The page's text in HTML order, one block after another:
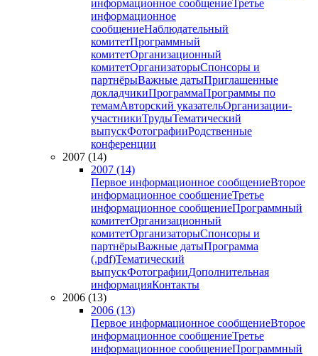
информационное сообщениеТретье
информационное
сообщениеНаблюдательный
комитетПрограммный
комитетОрганизационный
комитетОрганизаторыСпонсоры и
партнёрыВажные датыПриглашенные
докладчикиПрограммаПрограммы по
темамАвторский указательОрганизации-
участникиТрудыТематический
выпускФотографииРодственные
конференции
2007 (14)
2007 (14)
Первое информационное сообщениеВторое
информационное сообщениеТретье
информационное сообщениеПрограммный
комитетОрганизационный
комитетОрганизаторыСпонсоры и
партнёрыВажные датыПрограмма
(.pdf)Тематический
выпускФотографииДополнительная
информацияКонтакты
2006 (13)
2006 (13)
Первое информационное сообщениеВторое
информационное сообщениеТретье
информационное сообщениеПрограммный